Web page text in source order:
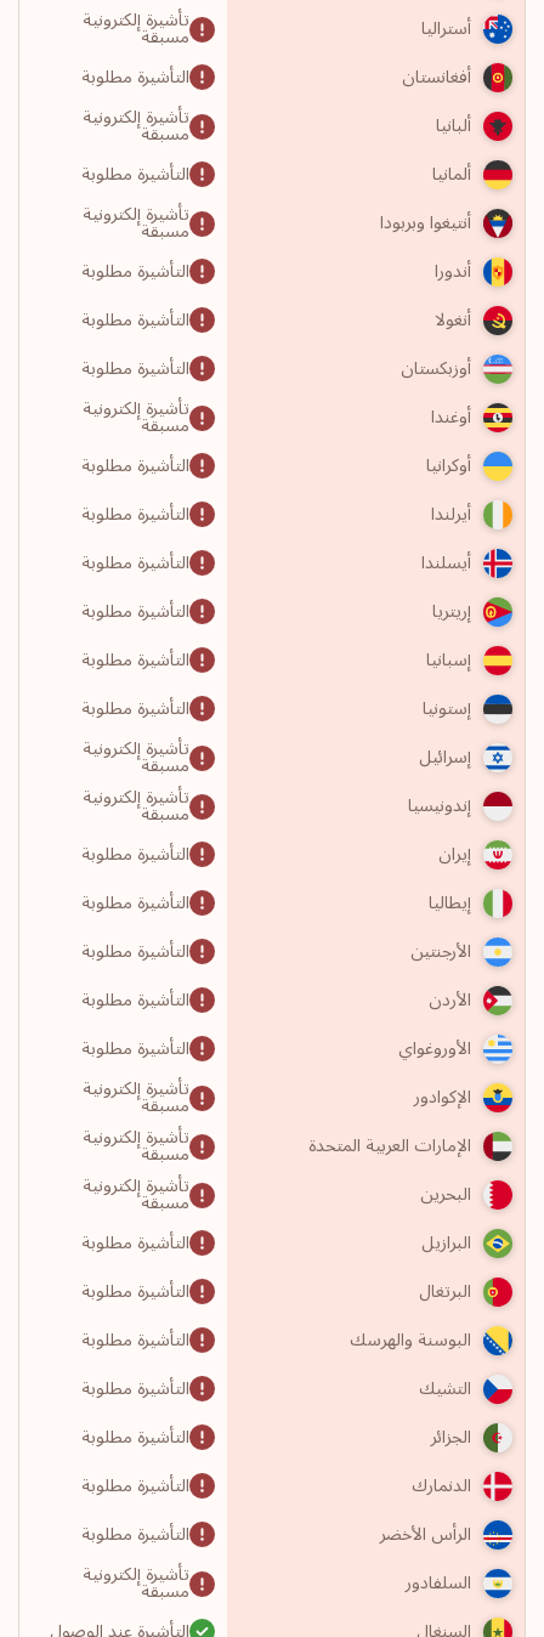
أستراليا
تأشيرة إلكترونية
مسبقة
أفغانستان
التأشيرة مطلوبة
ألبانيا
تأشيرة إلكترونية
مسبقة
ألمانيا
التأشيرة مطلوبة
أنتيغوا وبربودا
تأشيرة إلكترونية
مسبقة
أندورا
التأشيرة مطلوبة
أنغولا
التأشيرة مطلوبة
أوزبكستان
التأشيرة مطلوبة
أوغندا
تأشيرة إلكترونية
مسبقة
أوكرانيا
التأشيرة مطلوبة
أيرلندا
التأشيرة مطلوبة
أيسلندا
التأشيرة مطلوبة
إريتريا
التأشيرة مطلوبة
إسبانيا
التأشيرة مطلوبة
إستونيا
التأشيرة مطلوبة
إسرائيل
تأشيرة إلكترونية
مسبقة
إندونيسيا
تأشيرة إلكترونية
مسبقة
إيران
التأشيرة مطلوبة
إيطاليا
التأشيرة مطلوبة
الأرجنتين
التأشيرة مطلوبة
الأردن
التأشيرة مطلوبة
الأوروغواي
التأشيرة مطلوبة
الإكوادور
تأشيرة إلكترونية
مسبقة
الإمارات العربية المتحدة
تأشيرة إلكترونية
مسبقة
البحرين
تأشيرة إلكترونية
مسبقة
البرازيل
التأشيرة مطلوبة
البرتغال
التأشيرة مطلوبة
البوسنة والهرسك
التأشيرة مطلوبة
التشيك
التأشيرة مطلوبة
الجزائر
التأشيرة مطلوبة
الدنمارك
التأشيرة مطلوبة
الرأس الأخضر
التأشيرة مطلوبة
السلفادور
تأشيرة إلكترونية
مسبقة